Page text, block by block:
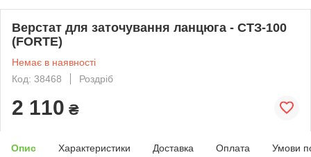
Верстат для заточування ланцюга - СТЗ-100
(FORTE)
Немає в наявності
Код: 38468
Роздріб
2 110 ₴
Опис Характеристики Доставка Оплата Умови